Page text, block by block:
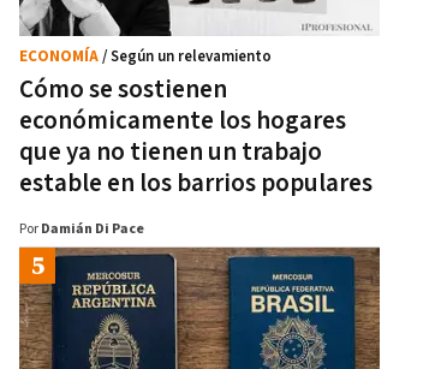
Cómo se sostienen
económicamente los hogares
que ya no tienen un trabajo
estable en los barrios populares
ECONOMÍA/ Según un relevamiento
Por Damián Di Pace